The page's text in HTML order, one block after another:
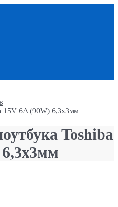
15V 6A (90W) 6,3x3мм
Toshiba
6,3x3мм